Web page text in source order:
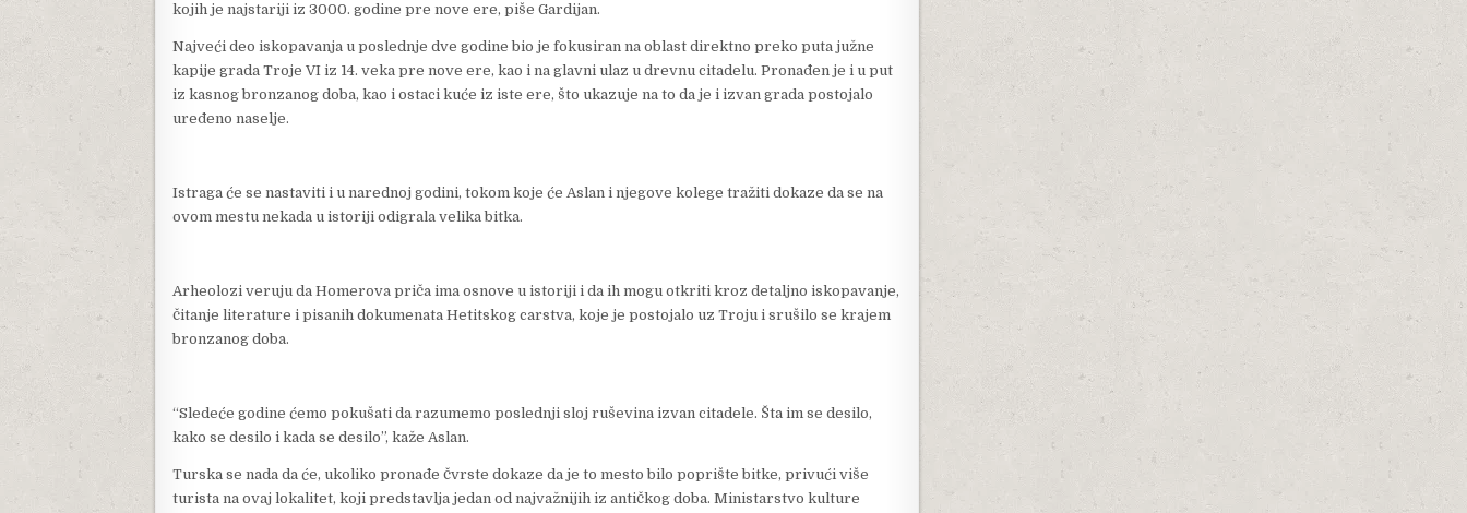
kojih je najstariji iz 3000. godine pre nove ere, piše Gardijan.
Najveći deo iskopavanja u poslednje dve godine bio je fokusiran na oblast direktno preko puta južne
kapije grada Troje VI iz 14. veka pre nove ere, kao i na glavni ulaz u drevnu citadelu. Pronađen je i u put
iz kasnog bronzanog doba, kao i ostaci kuće iz iste ere, što ukazuje na to da je i izvan grada postojalo
uređeno naselje.
Istraga će se nastaviti i u narednoj godini, tokom koje će Aslan i njegove kolege tražiti dokaze da se na
ovom mestu nekada u istoriji odigrala velika bitka.
Arheolozi veruju da Homerova priča ima osnove u istoriji i da ih mogu otkriti kroz detaljno iskopavanje,
čitanje literature i pisanih dokumenata Hetitskog carstva, koje je postojalo uz Troju i srušilo se krajem
bronzanog doba.
“Sledeće godine ćemo pokušati da razumemo poslednji sloj ruševina izvan citadele. Šta im se desilo,
kako se desilo i kada se desilo”, kaže Aslan.
Turska se nada da će, ukoliko pronađe čvrste dokaze da je to mesto bilo poprište bitke, privući više
turista na ovaj lokalitet, koji predstavlja jedan od najvažnijih iz antičkog doba. Ministarstvo kulture